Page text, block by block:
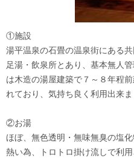
①施設
湯平温泉の石畳の温泉街にある
足湯・飲泉所とあり、基本無人
は木造の湯屋建築で７～８年程
れており、気持ち良く利用出来ま
②お湯
ほぼ、無色透明・無味無臭の塩
熱い為、トロトロ掛け流しで利